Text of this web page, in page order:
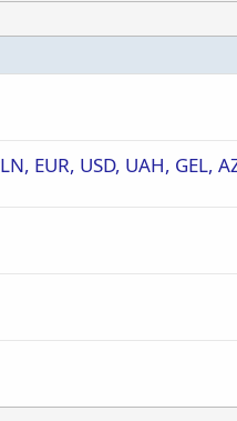
EUR, USD, UAH, GEL,